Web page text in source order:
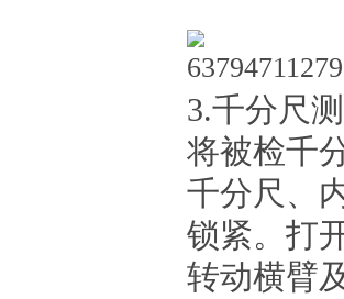
3.千分尺测
将被检千分
千分尺
锁紧。
转动横臂